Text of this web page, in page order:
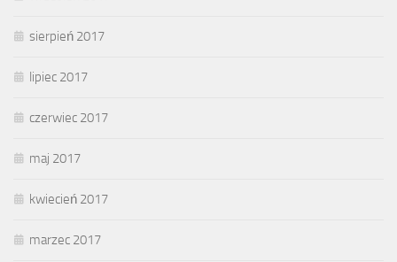
sierpień 2017
lipiec 2017
czerwiec 2017
maj 2017
kwiecień 2017
marzec 2017